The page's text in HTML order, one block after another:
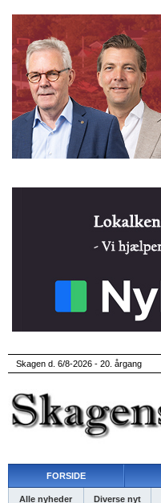
Skagen d. 6/8-2026 - 20. årgang
FORSIDE
Alle nyheder Diverse nyt